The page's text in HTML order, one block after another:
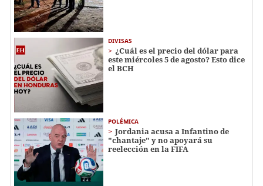
DIVISAS
¿Cuál es el precio del dólar para
este miércoles 5 de agosto? Esto dice
el BCH
POLÉMICA
Jordania acusa a Infantino de
"chantaje" y no apoyará su
reelección en la FIFA